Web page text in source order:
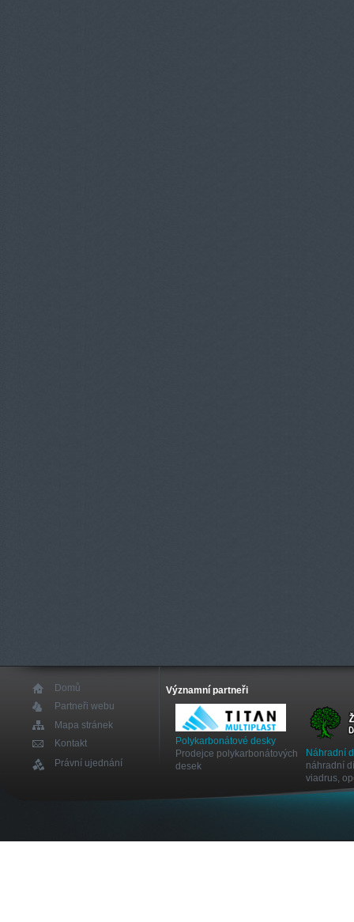
Domů
Partneři webu
Mapa stránek
Kontakt
Právní ujednání
Významní partneři
Polykarbonátové desky
Prodejce polykarbonátových
desek
Náhradní
náhradní
viadrus,